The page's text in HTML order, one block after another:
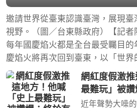
邀請世界從臺東認識臺灣，展現
視野。（圖／台東縣政府）【記者
每年國慶焰火都是全台最受矚目
慶焰火將再次回到臺東，以「世
網紅度假激
最難玩」被
近年聲勢大噪